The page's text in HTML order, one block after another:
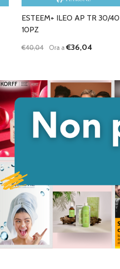
ESTEEM+ ILEO AP TR 30/40
10PZ
€40,04 Ora a€36,04